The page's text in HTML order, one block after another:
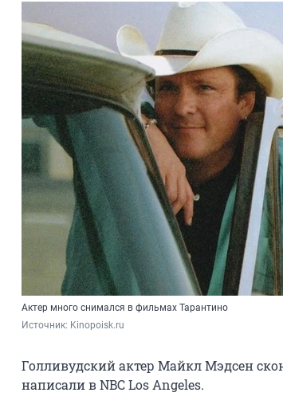
Актер много снимался в фильмах Тарантино
Источник: Kinopoisk.ru
Голливудский актер Майкл Мэдсен
написали в NBC Los Angeles.